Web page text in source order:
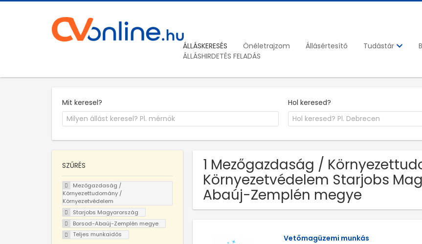
ÁLLÁSKERESÉS Önéletrajzom Állásértesítő Tudástár
ÁLLÁSHIRDETÉS FELADÁS
Mit keresel? Hol keresed?
1 Mezőgazdaság /
Környezetvédelem Starjobs
Abaúj-Zemplén megye
Vetőmagüzemi munkás
SZŰRÉS
Mezőgazdaság /
Környezettudomány /
Környezetvédelem
Starjobs Magyarország
Borsod-Abaúj-Zemplén megye
Teljes munkaidős